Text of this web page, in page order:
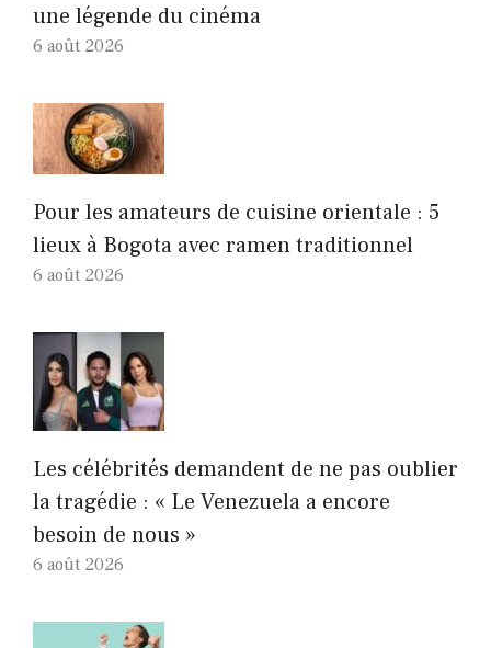
une légende du cinéma
6 août 2026
Pour les amateurs de cuisine orientale : 5
lieux à Bogota avec ramen traditionnel
6 août 2026
Les célébrités demandent de ne pas oublier
la tragédie : « Le Venezuela a encore
besoin de nous »
6 août 2026